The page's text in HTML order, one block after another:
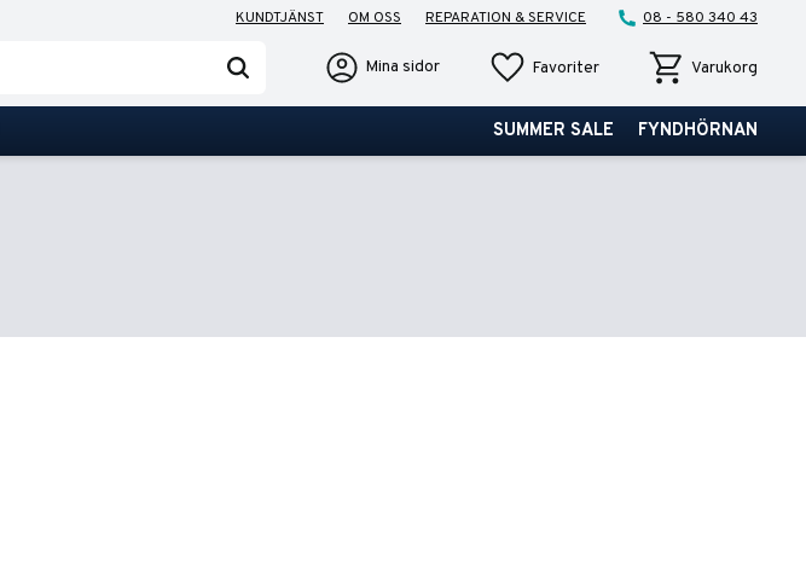
KUNDTJÄNST OM OSS REPARATION & SERVICE 08 - 580 340 43
Mina sidor FavoriterFavoriter KundvagnVarukorg
SUMMER SALE FYNDHÖRNAN